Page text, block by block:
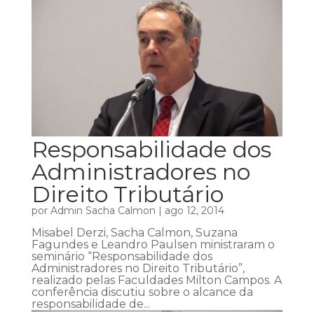
Responsabilidade dos
Administradores no
Direito Tributário
por Admin Sacha Calmon | ago 12, 2014
Misabel Derzi, Sacha Calmon, Suzana
Fagundes e Leandro Paulsen ministraram o
seminário “Responsabilidade dos
Administradores no Direito Tributário”,
realizado pelas Faculdades Milton Campos. A
conferência discutiu sobre o alcance da
responsabilidade de...